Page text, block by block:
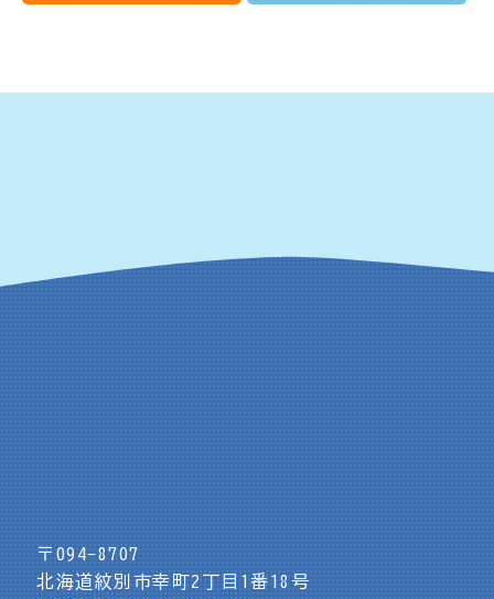
〒094-8707
北海道紋別市幸町2丁目1番18号